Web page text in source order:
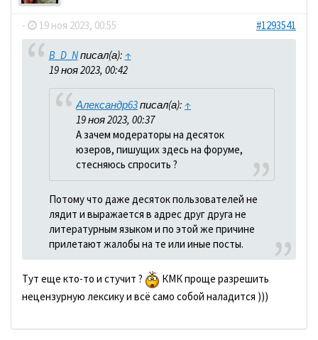
- 19 ноя 2023, 00:55 #1293541
B_D_Nписал(а): ↑
19 ноя 2023, 00:42
Александр63писал(а): ↑
19 ноя 2023, 00:37
А зачем модераторы на десяток
юзеров, пишущих здесь на форуме,
стесняюсь спросить ?
Потому что даже десяток пользователей не
лядит и выражается в адрес друг друга не
литературным языком и по этой же причине
прилетают жалобы на те или иные посты.
Тут еще кто-то и стучит ?
КМК проще разрешить
нецензурную лексику и всё само собой наладится )))